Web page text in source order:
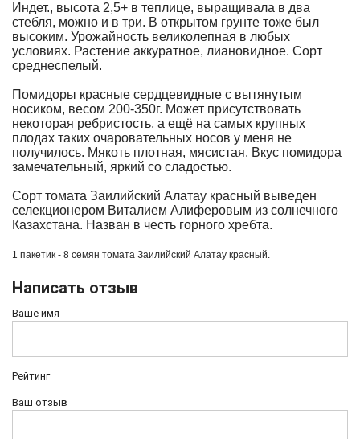
Индет., высота 2,5+ в теплице, выращивала в два
стебля, можно и в три. В открытом грунте тоже был
высоким. Урожайность великолепная в любых
условиях. Растение аккуратное, лиановидное. Сорт
среднеспелый.
Помидоры красные сердцевидные с вытянутым
носиком, весом 200-350г. Может присутствовать
некоторая ребристость, а ещё на самых крупных
плодах таких очаровательных носов у меня не
получилось. Мякоть плотная, мясистая. Вкус помидора
замечательный, яркий со сладостью.
Сорт томата Заилийский Алатау красный выведен
селекционером Виталием Алиферовым из солнечного
Казахстана. Назван в честь горного хребта.
1 пакетик - 8 семян томата Заилийский Алатау красный.
Написать отзыв
Ваше имя
Рейтинг
Ваш отзыв